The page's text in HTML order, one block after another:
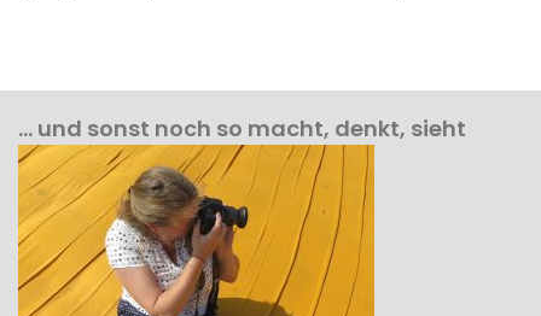
… und sonst noch so macht, denkt, sieht